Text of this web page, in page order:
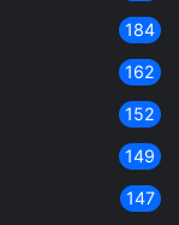
184
162
152
149
147